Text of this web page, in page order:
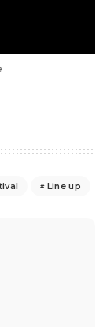
Line up